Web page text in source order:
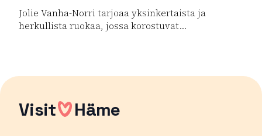
Jolie Vanha-Norri tarjoaa yksinkertaista ja
herkullista ruokaa, jossa korostuvat...
Visit Häme